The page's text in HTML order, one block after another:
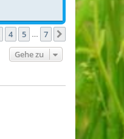
4 5 … 7 Nächste
Gehe zu